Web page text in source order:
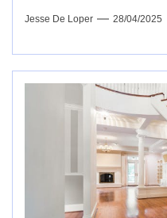
Jesse De Loper 28/04/2025